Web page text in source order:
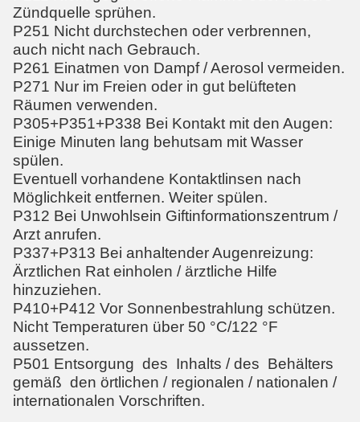
Zündquelle sprühen.
P251 Nicht durchstechen oder verbrennen,
auch nicht nach Gebrauch.
P261 Einatmen von Dampf / Aerosol vermeiden.
P271 Nur im Freien oder in gut belüfteten
Räumen verwenden.
P305+P351+P338 Bei Kontakt mit den Augen:
Einige Minuten lang behutsam mit Wasser
spülen.
Eventuell vorhandene Kontaktlinsen nach
Möglichkeit entfernen. Weiter spülen.
P312 Bei Unwohlsein Giftinformationszentrum /
Arzt anrufen.
P337+P313 Bei anhaltender Augenreizung:
Ärztlichen Rat einholen / ärztliche Hilfe
hinzuziehen.
P410+P412 Vor Sonnenbestrahlung schützen.
Nicht Temperaturen über 50 °C/122 °F
aussetzen.
P501 Entsorgung des Inhalts / des Behälters
gemäß den örtlichen / regionalen / nationalen /
internationalen Vorschriften.